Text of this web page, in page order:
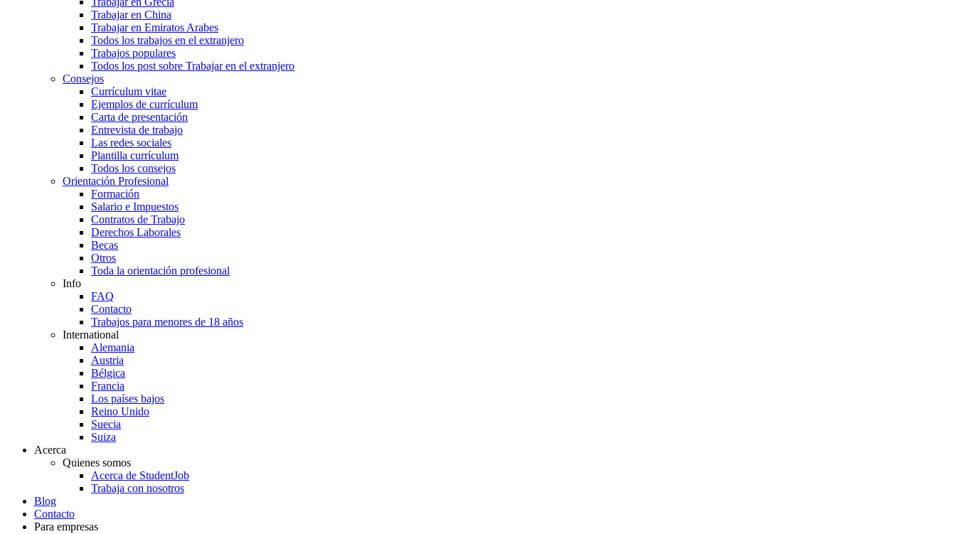
Trabajar en China
Trabajar en Emiratos Arabes
Todos los trabajos en el extranjero
Trabajos populares
Todos los post sobre Trabajar en el extranjero
Consejos
Currículum vitae
Ejemplos de currículum
Carta de presentación
Entrevista de trabajo
Las redes sociales
Plantilla currículum
Todos los consejos
Orientación Profesional
Formación
Salario e Impuestos
Contratos de Trabajo
Derechos Laborales
Becas
Otros
Toda la orientación profesional
Info
FAQ
Contacto
Trabajos para menores de 18 años
International
Alemania
Austria
Bélgica
Francia
Los países bajos
Reino Unido
Suecia
Suiza
Acerca
Quienes somos
Acerca de StudentJob
Trabaja con nosotros
Blog
Contacto
Para empresas